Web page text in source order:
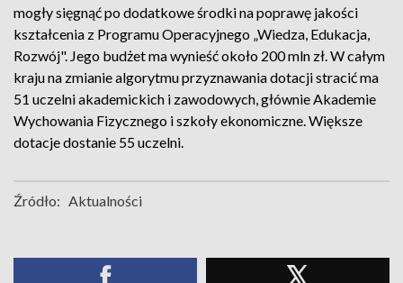
mogły sięgnąć po dodatkowe środki na poprawę jakości
kształcenia z Programu Operacyjnego „Wiedza, Edukacja,
Rozwój". Jego budżet ma wynieść około 200 mln zł. W całym
kraju na zmianie algorytmu przyznawania dotacji stracić ma
51 uczelni akademickich i zawodowych, głównie Akademie
Wychowania Fizycznego i szkoły ekonomiczne. Większe
dotacje dostanie 55 uczelni.
Źródło: Aktualności